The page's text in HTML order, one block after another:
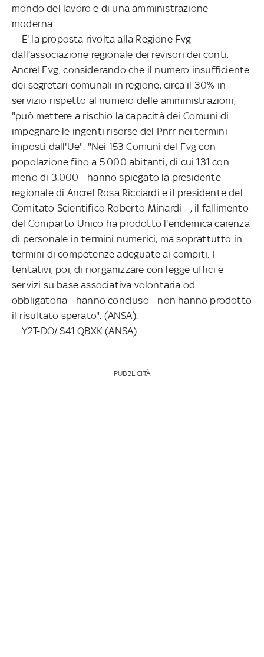
mondo del lavoro e di una amministrazione
moderna.
E' la proposta rivolta alla Regione Fvg
dall'associazione regionale dei revisori dei conti,
Ancrel Fvg, considerando che il numero insufficiente
dei segretari comunali in regione, circa il 30% in
servizio rispetto al numero delle amministrazioni,
"può mettere a rischio la capacità dei Comuni di
impegnare le ingenti risorse del Pnrr nei termini
imposti dall'Ue". "Nei 153 Comuni del Fvg con
popolazione fino a 5.000 abitanti, di cui 131 con
meno di 3.000 - hanno spiegato la presidente
regionale di Ancrel Rosa Ricciardi e il presidente del
Comitato Scientifico Roberto Minardi - , il fallimento
del Comparto Unico ha prodotto l'endemica carenza
di personale in termini numerici, ma soprattutto in
termini di competenze adeguate ai compiti. I
tentativi, poi, di riorganizzare con legge uffici e
servizi su base associativa volontaria od
obbligatoria - hanno concluso - non hanno prodotto
il risultato sperato". (ANSA).
Y2T-DO/ S41 QBXK (ANSA).
PUBBLICITÀ